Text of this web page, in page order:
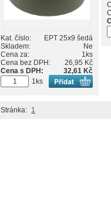
Kat. číslo:
EPT 25x9 šedá
Skladem:
Ne
Cena za:
1ks
Cena bez DPH:
26,95 Kč
Cena s DPH:
32,61 Kč
1ks
Stránka: 1